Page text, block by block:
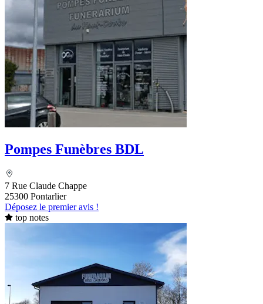
Pompes Funèbres BDL
7 Rue Claude Chappe
25300 Pontarlier
Déposez le premier avis !
top notes